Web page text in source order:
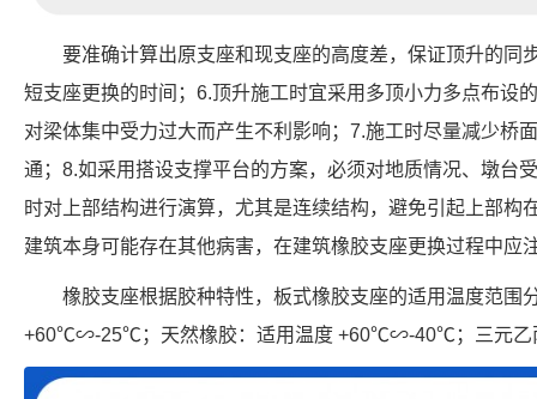
要准确计算出原支座和现支座的高度差，保证顶升的同
短支座更换的时间；6.顶升施工时宜采用多顶小力多点布设
对梁体集中受力过大而产生不利影响；7.施工时尽量减少桥
通；8.如采用搭设支撑平台的方案，必须对地质情况、墩台
时对上部结构进行演算，尤其是连续结构，避免引起上部构
建筑本身可能存在其他病害，在建筑橡胶支座更换过程中应
橡胶支座根据胶种特性，板式橡胶支座的适用温度范围
+60℃∽-25℃；天然橡胶：适用温度 +60℃∽-40℃；三元